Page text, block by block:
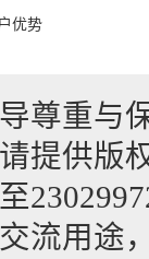
优势
尊重与
提供版
流用途